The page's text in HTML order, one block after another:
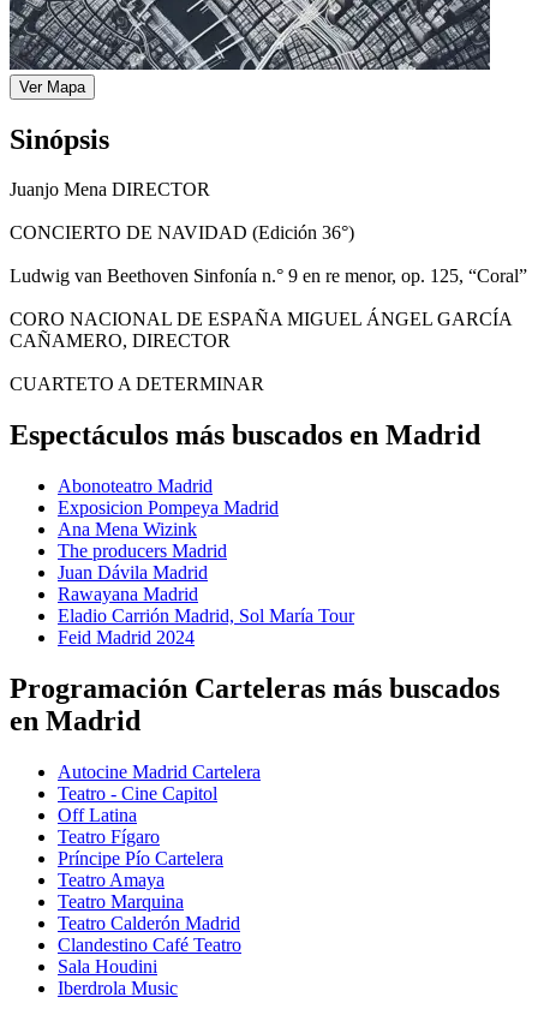
Ver Mapa
Sinópsis
Juanjo Mena DIRECTOR
CONCIERTO DE NAVIDAD (Edición 36°)
Ludwig van Beethoven Sinfonía n.° 9 en re menor, op. 125, “Coral”
CORO NACIONAL DE ESPAÑA MIGUEL ÁNGEL GARCÍA
CAÑAMERO, DIRECTOR
CUARTETO A DETERMINAR
Espectáculos más buscados en Madrid
Abonoteatro Madrid
Exposicion Pompeya Madrid
Ana Mena Wizink
The producers Madrid
Juan Dávila Madrid
Rawayana Madrid
Eladio Carrión Madrid, Sol María Tour
Feid Madrid 2024
Programación Carteleras más buscados
en Madrid
Autocine Madrid Cartelera
Teatro - Cine Capitol
Off Latina
Teatro Fígaro
Príncipe Pío Cartelera
Teatro Amaya
Teatro Marquina
Teatro Calderón Madrid
Clandestino Café Teatro
Sala Houdini
Iberdrola Music